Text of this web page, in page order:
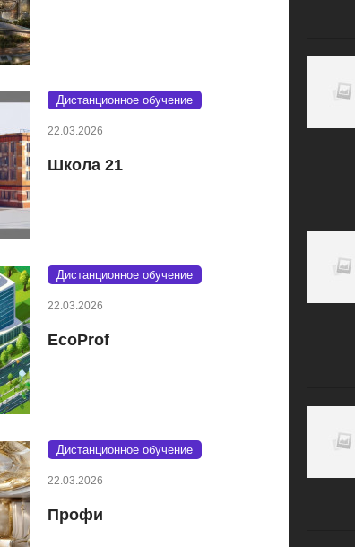
Дистанционное обучение
22.03.2026
Школа 21
Дистанционное обучение
22.03.2026
EcoProf
Дистанционное обучение
22.03.2026
Профи